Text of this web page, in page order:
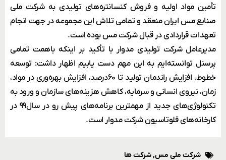
تأمین مواد اولیه و فروش کنسانتره‌های تولیدی به شرکت ملی
صنایع مس ایران منعقد و تمامی تلاش این مجموعه در جهت انجام
تعهدات قراردادی در قبال شرکت مس بوده است.
مدیرعامل شرکت تولیدی مدوار با تأکید بر اینکه باهمت تمامی
پرسنل توانسته‌ایم به این مهم دست یابیم اظهار داشت: توسعه
خطوط، افزایش راندمان تولید تا ۶۰درصد، افزایش بهره‌وری در مواد،
زمان، نیروی انسانی و سرمایه، کاهش هزینه‌های سازمان و ورود به
تکنولوژی‌های جدید از مهمترین برنامه‌های پیش رو در سال۹۹ در
کارخانه‌های فلوتاسیون شرکت مدوار است.
شرکت ملی مس, شرکت ها